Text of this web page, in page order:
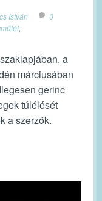
István
0
,
a
márciusában
gerinc
túlélését
a szerzők.